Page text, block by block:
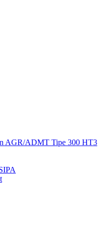
AGR/ADMT Tipe 300 HT3